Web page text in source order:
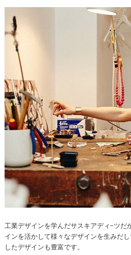
工業デザインを学んだサスキアディｰツだ
インを活かして様々なデザインを生みだ
したデザインも豊富です。